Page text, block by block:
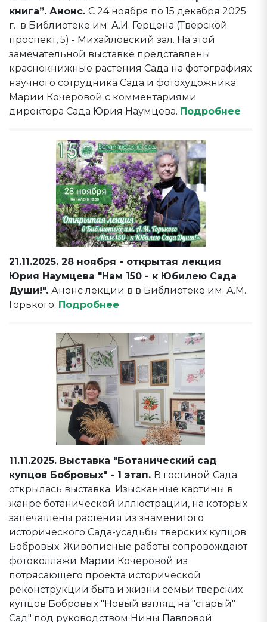
книга”. Анонс. С 24 ноября по 15 декабря 2025
г. в Библиотеке им. А.И. Герцена (Тверской
проспект, 5) - Михайловский зал. На этой
замечательной выставке представлены
краснокнижные растения Сада на фотографиях
научного сотрудника Сада и фотохудожника
Марии Кочеровой с комментариями
директора Сада Юрия Наумцева. Подробнее
21.11.2025. 28 ноября - открытая лекция
Юрия Наумцева "Нам 150 - к Юбилею Сада
Души!". Анонс лекции в в Библиотеке им. А.М.
Горького. Подробнее
11.11.2025. Выставка "Ботанический сад
купцов Бобровых" - 1 этап. В гостиной Сада
открылась выставка. Изысканные картины в
жанре ботанической иллюстрации, на которых
запечатлены растения из знаменитого
исторического Сада-усадьбы тверских купцов
Бобровых. Живописные работы сопровождают
фотоколлажи Марии Кочеровой из
потрясающего проекта исторической
реконструкции быта и жизни семьи тверских
купцов Бобровых "Новый взгляд на "старый"
Сад" под руководством Нины Павловой.